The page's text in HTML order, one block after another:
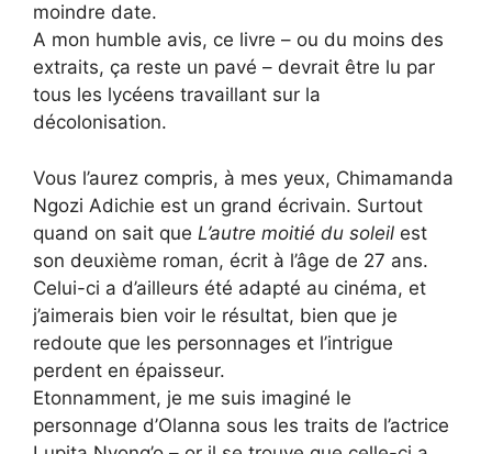
moindre date.
A mon humble avis, ce livre – ou du moins des
extraits, ça reste un pavé – devrait être lu par
tous les lycéens travaillant sur la
décolonisation.
Vous l’aurez compris, à mes yeux, Chimamanda
Ngozi Adichie est un grand écrivain. Surtout
quand on sait que L’autre moitié du soleil est
son deuxième roman, écrit à l’âge de 27 ans.
Celui-ci a d’ailleurs été adapté au cinéma, et
j’aimerais bien voir le résultat, bien que je
redoute que les personnages et l’intrigue
perdent en épaisseur.
Etonnamment, je me suis imaginé le
personnage d’Olanna sous les traits de l’actrice